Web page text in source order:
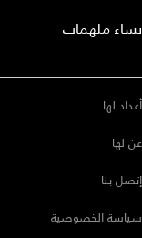
نساء ملهمات
أعداد لها
عن لها
إتصل بنا
سياسة الخصوصية